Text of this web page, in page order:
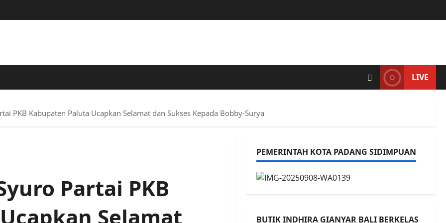
LIVE
PKB Kabupaten Paluta Ucapkan Selamat dan Sukses Kepada Bobby-Surya
Partai PKB
Selamat
PEMERINTAH KOTA PADANG SIDIMPUAN
BUTIK INDHIRA GIANYAR BALI BERKELAS